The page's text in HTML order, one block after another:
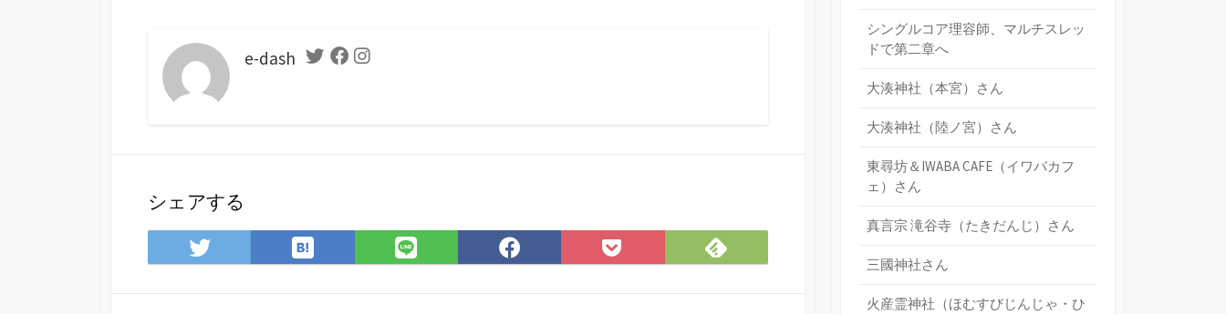
e-dash TwitterFacebookInstagram
シェアする
Twitter
で
は
て
LINE
で
Facebook
で
Pocket
に
Feedly
で
シングルコア理容師、マルチスレッ
ドで第二章へ
大湊神社（本宮）さん
大湊神社（陸ノ宮）さん
東尋坊＆IWABA CAFE（イワバカフ
ェ）さん
真言宗 滝谷寺（たきだんじ）さん
三國神社さん
火産霊神社（ほむすびじんじゃ・ひ